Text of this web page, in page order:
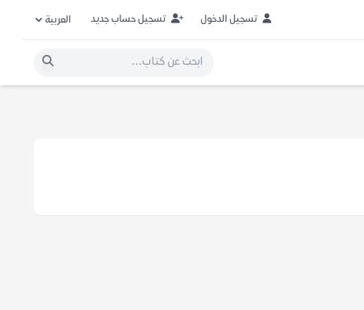
تسجيل الدخول تسجيل حساب جديد